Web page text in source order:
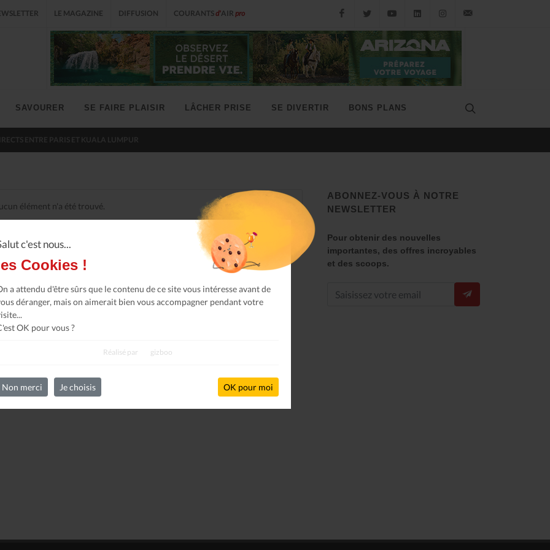
c'est nous...
Cookies !
a attendu d'être sûrs que le contenu de ce site vous intéresse avant de
déranger, mais on aimerait bien vous accompagner pendant votre
OK pour vous ?
Réalisé par gizboo
Non merci Je choisis OK pour moi
LE MAGAZINE DIFFUSION COURANTSd'AIR pro
SAVOURER SE FAIRE PLAISIR LÂCHER PRISE SE DIVERTIR BONS PLANS
ENTRE PARIS ET KUALA LUMPUR
élément n'a été trouvé.
ABONNEZ-VOUS À NOTRE
NEWSLETTER
Pour obtenir des nouvelles
importantes, des offres incroyables
et des scoops.